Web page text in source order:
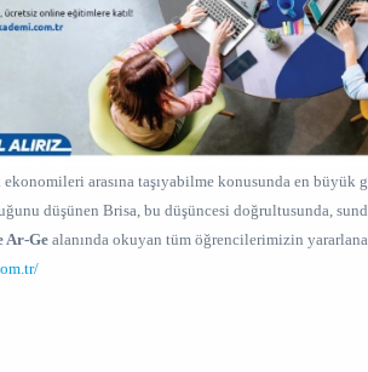
arasına taşıyabilme konusunda en büyük
düşünen Brisa, bu düşüncesi doğrultusunda,
Ar-Ge alanında okuyan tüm öğrencilerimizin